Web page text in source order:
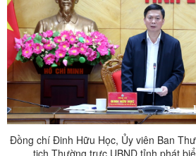
Đồng chí Đinh Hữu Học, Ủy viên Ban
tịch Thường trực UBND tỉnh phát